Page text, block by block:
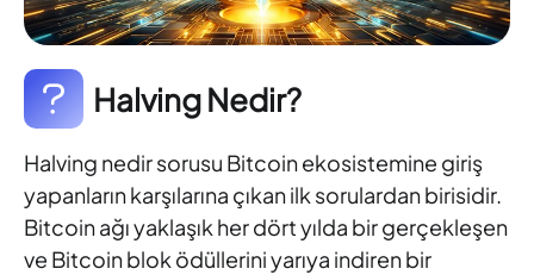
Halving Nedir?
Halving nedir sorusu Bitcoin ekosistemine giriş
yapanların karşılarına çıkan ilk sorulardan birisidir.
Bitcoin ağı yaklaşık her dört yılda bir gerçekleşen
ve Bitcoin blok ödüllerini yarıya indiren bir